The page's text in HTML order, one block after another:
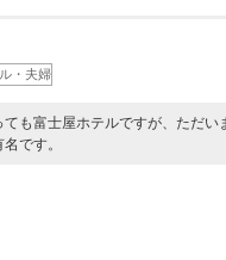
・夫婦
も富士屋ホテルですが、ただい
です。